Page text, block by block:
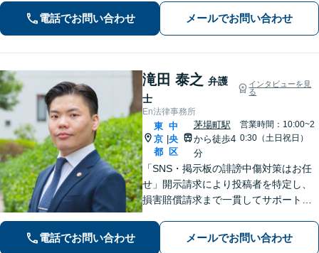
いる方の力になりたいと思い、弁護士
になりました。お気軽にご相談くださ
い。【電話相談可】【休日面談可】
電話でお問い合わせ メールでお問い合わせ
滝田 泰之 弁護
士
インタビューを見
る
En法律事務所
東
京
都
|
中
央
区
茅場町駅
から徒歩4
分
営業時間：10:00~2
0:30（土日祝日）
「SNS・掲示板の誹謗中傷対策はお任
せ」開示請求により投稿者を特定し、
損害賠償請求まで一貫してサポート
士：法的に難しい問題でも尽力」【初
回相談60分無料】【弁護士直通電話相
電話でお問い合わせ メールでお問い合わせ